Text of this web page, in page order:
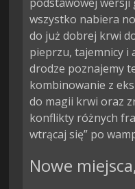
wszystko nabiera
do już dobrej krwi
pieprzu, tajemnicy i
drodze poznajemy
kombinowanie z
do magii krwi oraz
konflikty różnych
wtrącaj się” po
Nowe